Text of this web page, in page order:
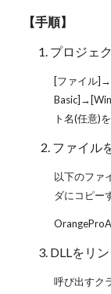
【手順】
1. プロジェ
[ファイル
ト名(任意)
2. ファイル
以下のファ
ダにコピー
3. DLLをリ
呼び出すク